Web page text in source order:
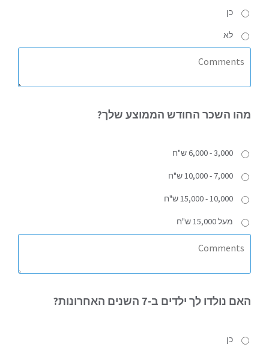
כן
לא
מהו השכר החודש הממוצע שלך?
3,000 - 6,000 ש"ח
7,000 - 10,000 ש"ח
10,000 - 15,000 ש"ח
מעל 15,000 ש"ח
האם נולדו לך ילדים ב-7 השנים האחרונות?
כן